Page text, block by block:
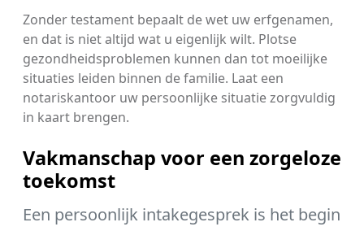
Zonder testament bepaalt de wet uw erfgenamen,
en dat is niet altijd wat u eigenlijk wilt. Plotse
gezondheidsproblemen kunnen dan tot moeilijke
situaties leiden binnen de familie. Laat een
notariskantoor uw persoonlijke situatie zorgvuldig
in kaart brengen.
Vakmanschap voor een zorgeloze
toekomst
Een persoonlijk intakegesprek is het begin